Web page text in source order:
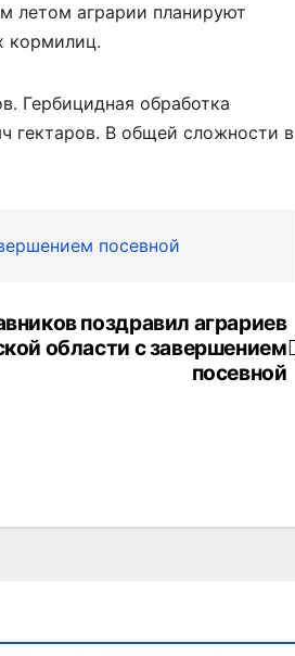
летом аграрии планируют
кормилиц.
Гербицидная обработка
гектаров. В общей сложности в
посевной
поздравил аграриев
области с завершением
посевной